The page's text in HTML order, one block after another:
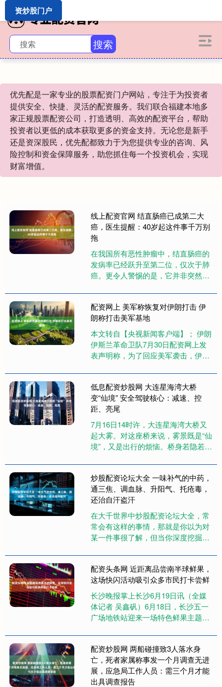
搜索
优先配是一家专业的股票配资门户网站，专注于为投资者
提供安全、快捷、灵活的配资服务。我们联合福建本地多
家正规股票配资公司，打造透明、高效的配资平台，帮助
投资者以更低的成本获取更多的资金支持。无论您是新手
还是资深股民，优先配都致力于为您提供专业的咨询、风
险控制和资金保障服务，助您抓住每一个投资机会，实现
财富增值。
资炒股门户
线上配资官网 结直肠癌已成第二大
癌，医生提醒：40岁起这件事千万别
拖
在我国所有恶性肿瘤中，结直肠癌的
发病率已经跃升至第二位，仅次于肺
癌。更令人警惕的是，它并非突然出
病变期”——从肠道里的腺瘤性息....
配资网上 美军称恢复对伊朗打击 伊
朗称打击美军基地
本文转自【央视新闻客户端】； 伊朗
伊斯兰革命卫队7月30日配资网上发
表声明称，为了回应美军袭击，伊朗
央司令部此前称，美军于29日....
低息配资炒股网 大连星海湾大桥
变“仙境” 安全驾驶核心：减速、控
距、亮尾
7月16日14时许，大连星海湾大桥又
起大雾。对这座桥来说，雾景既是“仙
境”，又是出行的烦恼。桥身若隐若现
米，给行车带来很大安全....
炒股配资论坛大全 一味补气的中药，
通三焦、调血脉、升阳气、托疮毒，
还治自汗盗汗
在大千世界中炒股配资论坛大全，常
常会有这样的事情，那就是你以为对
某一件事很了解，但当你深度挖掘的
广博得多得多，甚至会完全超出你
的....
配资头条网 近距离品尝南半球鲜果，
这场快闪活动吸引众多市民打卡尝鲜
长沙晚报掌上长沙6月19日讯（全媒
体记者 吴鑫矾）6月18日，长沙五一
广场地铁站迎来一场特色鲜果主题活
兰的苹果先生Mr Appl....
配资炒股网 两船碰撞致3人落水身
亡，死者家属称事发一个月调查无进
展，应急局工作人员：需三个月才能
出具调查报告